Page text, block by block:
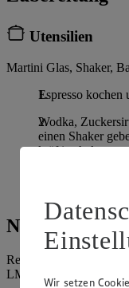
Utensilien
Martini Glas, Shaker,
Espresso kochen
Wodka,
einen Shaker
kräftig shaken.
Nährwerte
Referenzmenge für
LMIV (8.400 kJ/2.000
Wir setzen